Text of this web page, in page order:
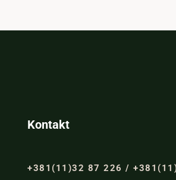
Kontakt
+381(11)32 87 226 /